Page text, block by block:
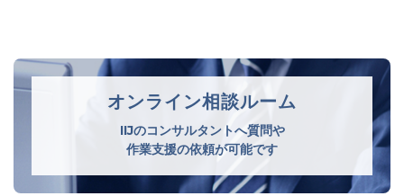
オンライン相談ルーム
IIJのコンサルタントへ質問や
作業支援の依頼が可能です